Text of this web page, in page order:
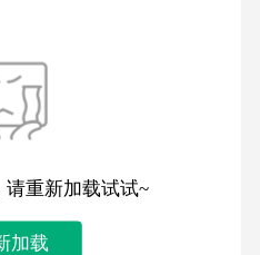
重新加载试试~
加载